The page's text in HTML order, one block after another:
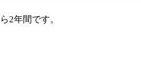
2年間です。